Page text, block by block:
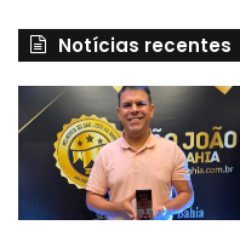
Notícias recentes